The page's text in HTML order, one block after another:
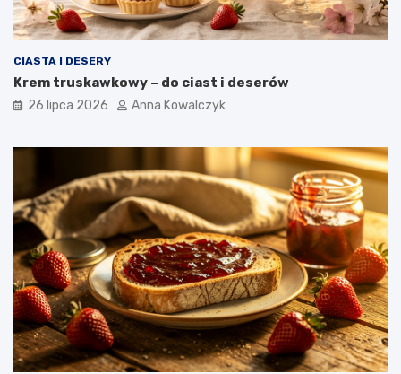
CIASTA I DESERY
Krem truskawkowy – do ciast i deserów
26 lipca 2026 Anna Kowalczyk